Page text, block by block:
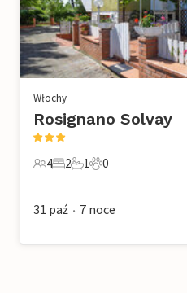
Włochy
Rosignano Solvay
4 Goście
4
2 Sypialnie
2
1 Łazienka
1
0 Zwierzęta
0
31 paź • 7 noce